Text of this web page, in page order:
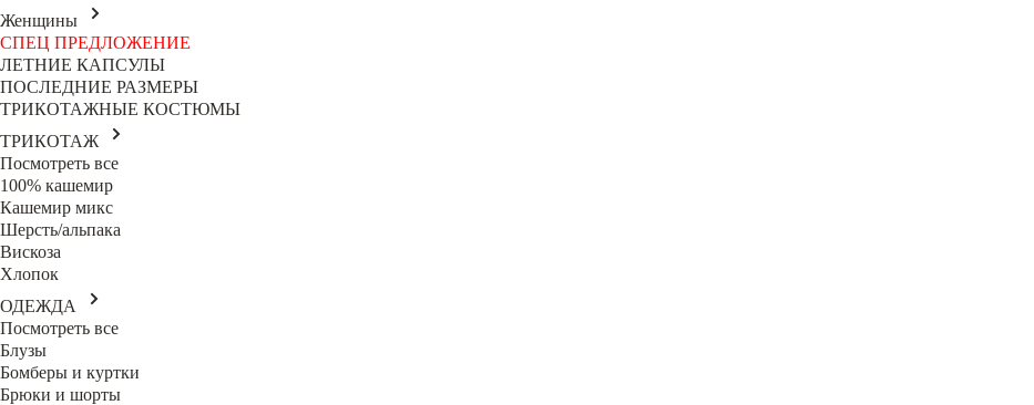
Женщины
СПЕЦ ПРЕДЛОЖЕНИЕ
ЛЕТНИЕ КАПСУЛЫ
ПОСЛЕДНИЕ РАЗМЕРЫ
ТРИКОТАЖНЫЕ КОСТЮМЫ
ТРИКОТАЖ
Посмотреть все
100% кашемир
Кашемир микс
Шерсть/альпака
Вискоза
Хлопок
ОДЕЖДА
Посмотреть все
Блузы
Бомберы и куртки
Брюки и шорты